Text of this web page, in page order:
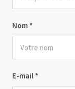
Nom *
E-mail *